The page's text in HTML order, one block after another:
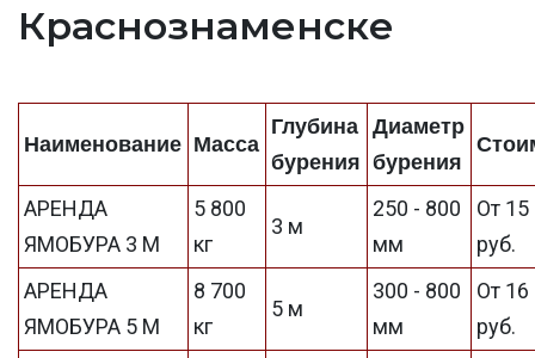
Краснознаменске
Наименование Масса
Глубина
бурения
Диаметр
бурения
АРЕНДА
ЯМОБУРА 3 М
5 800
кг
3 м
250 - 800
мм
От 15
руб.
АРЕНДА
ЯМОБУРА 5 М
8 700
кг
5 м
300 - 800
мм
От 16
руб.